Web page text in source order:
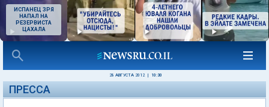
ИСПАНЕЦ ЗРЯ
НАПАЛ НА
РЕЗЕРВИСТА
ЦАХАЛА
28 АВГУСТА 2012 10:30
ПРЕССА